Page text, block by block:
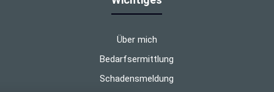
Über mich
Bedarfsermittlung
Schadensmeldung